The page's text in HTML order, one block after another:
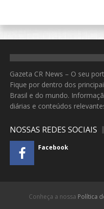
Gazeta CR News – O seu
Fique por dentro dos
Brasil e do mundo.
diárias e conteúdos
NOSSAS REDES SOCIAIS
Facebook
Conheça a nossa Política